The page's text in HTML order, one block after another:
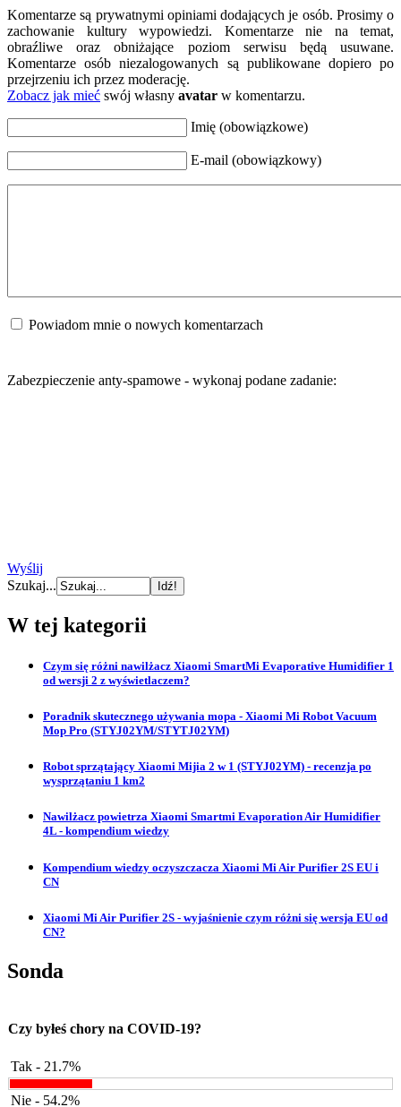
Komentarze są prywatnymi opiniami dodających je osób. Prosimy o
zachowanie kultury wypowiedzi. Komentarze nie na temat,
obraźliwe oraz obniżające poziom serwisu będą usuwane.
Komentarze osób niezalogowanych są publikowane dopiero po
przejrzeniu ich przez moderację.
Zobacz jak mieć swój własny avatar w komentarzu.
Imię (obowiązkowe)
E-mail (obowiązkowy)
Powiadom mnie o nowych komentarzach
Zabezpieczenie anty-spamowe - wykonaj podane zadanie:
Wyślij
Szukaj...
W tej kategorii
Czym się różni nawilżacz Xiaomi SmartMi Evaporative Humidifier 1
od wersji 2 z wyświetlaczem?
Poradnik skutecznego używania mopa - Xiaomi Mi Robot Vacuum
Mop Pro (STYJ02YM/STYTJ02YM)
Robot sprzątający Xiaomi Mijia 2 w 1 (STYJ02YM) - recenzja po
wysprzątaniu 1 km2
Nawilżacz powietrza Xiaomi Smartmi Evaporation Air Humidifier
4L - kompendium wiedzy
Kompendium wiedzy oczyszczacza Xiaomi Mi Air Purifier 2S EU i
CN
Xiaomi Mi Air Purifier 2S - wyjaśnienie czym różni się wersja EU od
CN?
Sonda
Czy byłeś chory na COVID-19?
Tak - 21.7%
Nie - 54.2%